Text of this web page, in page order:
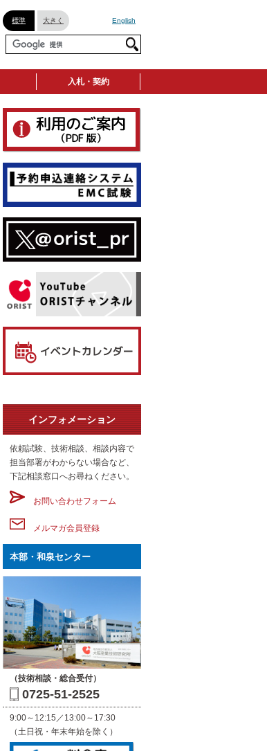
標準 大きく English
入札・契約
インフォメーション
依頼試験、技術相談、相談内容で
担当部署がわからない場合など、
下記相談窓口へお尋ねください。
お問い合わせフォーム
メルマガ会員登録
本部・和泉センター
（技術相談・総合受付）
0725-51-2525
9:00～12:15／13:00～17:30
（土日祝・年末年始を除く）